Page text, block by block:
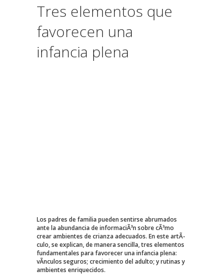
Tres elementos que
favorecen una
infancia plena
Los padres de familia pueden sentirse abrumados
ante la abundancia de informaciÃ³n sobre cÃ³mo
crear ambientes de crianza adecuados. En este artÃ­
culo, se explican, de manera sencilla, tres elementos
fundamentales para favorecer una infancia plena:
vÃ­nculos seguros; crecimiento del adulto; y rutinas y
ambientes enriquecidos.